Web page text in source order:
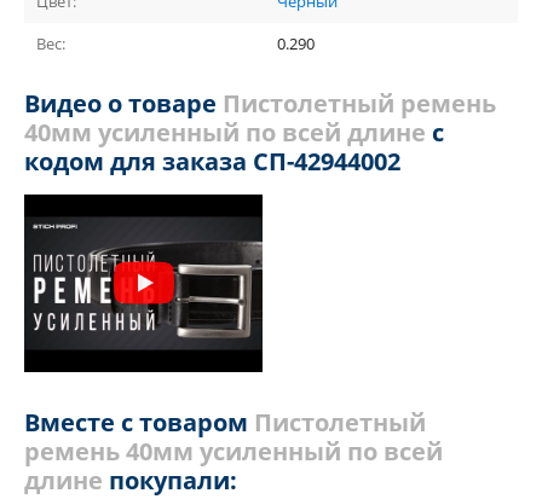
Вес:
0.290
Видео о товаре Пистолетный ремень
40мм усиленный по всей длине с
кодом для заказа СП-42944002
Вместе с товаром Пистолетный
ремень 40мм усиленный по всей
длине покупали: